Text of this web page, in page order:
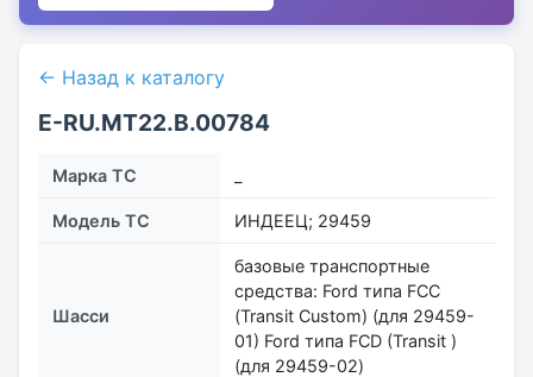
← Назад к каталогу
E-RU.MT22.В.00784
Марка ТС
Модель ТС ИНДЕЕЦ; 29459
Шасси
базовые транспортные
средства: Ford типа FСС
(Transit Custom) (для 29459-
01) Ford типа FCD (Transit )
(для 29459-02)